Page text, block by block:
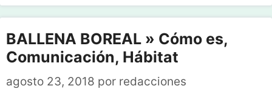
BALLENA BOREAL » Cómo es,
Comunicación, Hábitat
agosto 23, 2018 por redacciones